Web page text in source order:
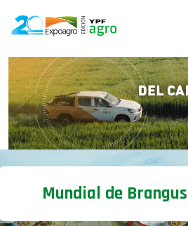
Mundial de Brangus